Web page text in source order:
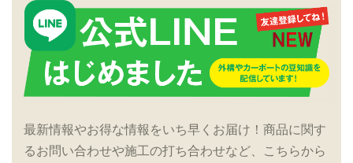
最新情報やお得な情報をいち早くお届け！商品に関す
るお問い合わせや施工の打ち合わせなど、こちらから